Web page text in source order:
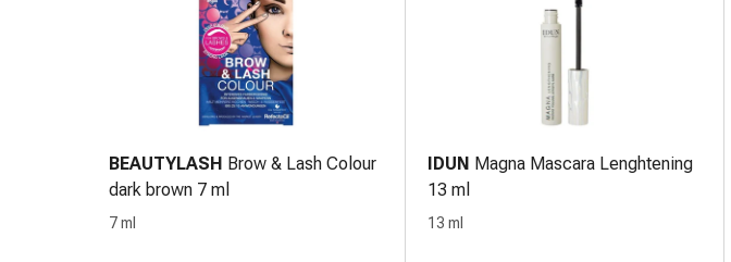
accessori
Medicazioni
reti
tubolari
di
BEAUTYLASH Brow & Lash Colour
dark brown 7 ml
7 ml
IDUN Magna Mascara Lenghtening
13 ml
13 ml